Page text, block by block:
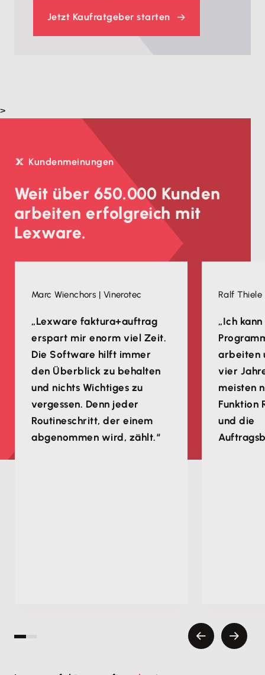
Jetzt Kaufratgeber starten
>
Kundenmeinungen
Weit über 650.000 Kunden
arbeiten erfolgreich mit
Lexware.
Marc Wienchors | Vinerotec
„Lexware faktura+auftrag
erspart mir enorm viel Zeit.
Die Software hilft immer
den Überblick zu behalten
und nichts Wichtiges zu
vergessen. Denn jeder
Routineschritt, der einem
abgenommen wird, zählt.“
Ralf Thiele
„Ich
arbeiten
vier
meisten
Funktion
und die